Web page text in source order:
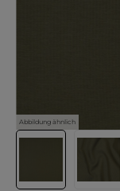
Abbildung ähnlich